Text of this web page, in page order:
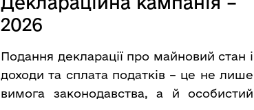
2026
Подання декларації про майновий стан і
доходи та сплата податків – це не лише
вимога законодавства, а й особистий